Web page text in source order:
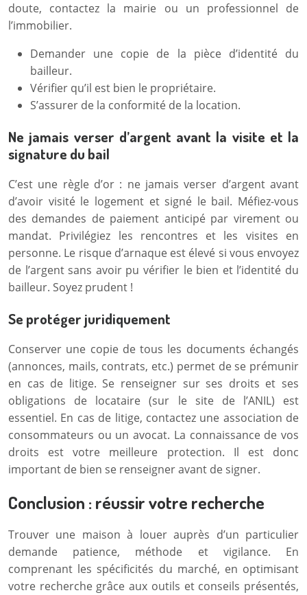
doute, contactez la mairie ou un professionnel de
l’immobilier.
Demander une copie de la pièce d’identité du
bailleur.
Vérifier qu’il est bien le propriétaire.
S’assurer de la conformité de la location.
Ne jamais verser d’argent avant la visite et la
signature du bail
C’est une règle d’or : ne jamais verser d’argent avant
d’avoir visité le logement et signé le bail. Méfiez-vous
des demandes de paiement anticipé par virement ou
mandat. Privilégiez les rencontres et les visites en
personne. Le risque d’arnaque est élevé si vous envoyez
de l’argent sans avoir pu vérifier le bien et l’identité du
bailleur. Soyez prudent !
Se protéger juridiquement
Conserver une copie de tous les documents échangés
(annonces, mails, contrats, etc.) permet de se prémunir
en cas de litige. Se renseigner sur ses droits et ses
obligations de locataire (sur le site de l’ANIL) est
essentiel. En cas de litige, contactez une association de
consommateurs ou un avocat. La connaissance de vos
droits est votre meilleure protection. Il est donc
important de bien se renseigner avant de signer.
Conclusion : réussir votre recherche
Trouver une maison à louer auprès d’un particulier
demande patience, méthode et vigilance. En
comprenant les spécificités du marché, en optimisant
votre recherche grâce aux outils et conseils présentés,